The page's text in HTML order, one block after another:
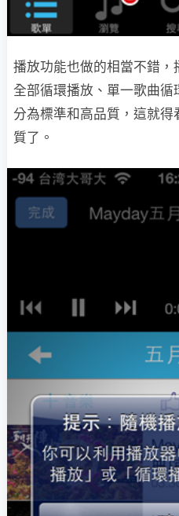
播放功能也做的相當不錯，
全部循環播放、單一歌曲循
分為標準和高品質，這就
質了。